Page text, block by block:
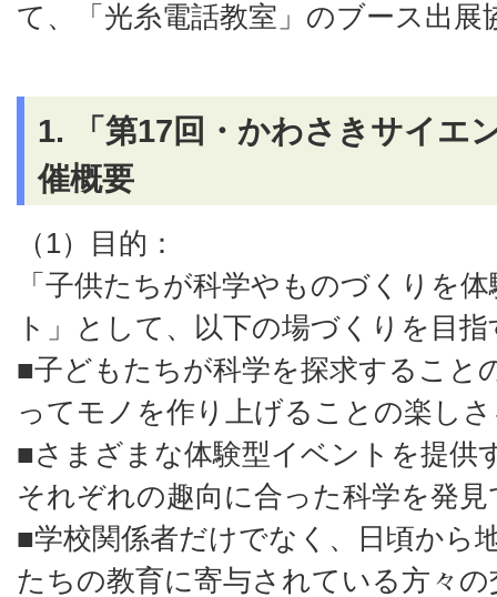
て、「光糸電話教室」のブース出展
1. 「第17回・かわさきサイエ
催概要
（1）目的：
「子供たちが科学やものづくりを
ト」として、以下の場づくりを目指
■子どもたちが科学を探求すること
ってモノを作り上げることの楽し
■さまざまな体験型イベントを提供
それぞれの趣向に合った科学を発
■学校関係者だけでなく、日頃から
たちの教育に寄与されている方々